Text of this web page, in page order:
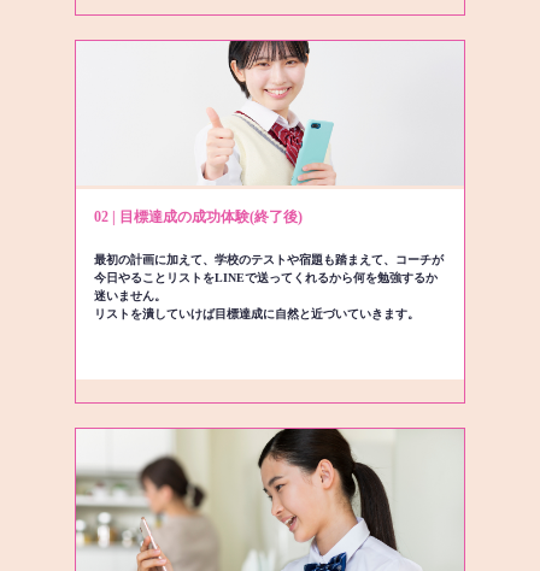
02 | 目標達成の成功体験(終了後)
最初の計画に加えて、学校のテストや宿題も踏まえて、コーチが
今日やることリストをLINEで送ってくれるから何を勉強するか
迷いません。
リストを潰していけば目標達成に自然と近づいていきます。